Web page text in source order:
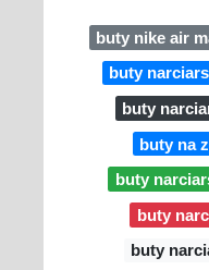
buty nike air
buty
buty
buty na
buty
buty
buty